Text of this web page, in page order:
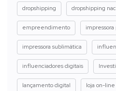
dropshipping dropshipping
empreendimento impressora
impressora sublimática
influenciadores digitais
lançamento digital loja on-line